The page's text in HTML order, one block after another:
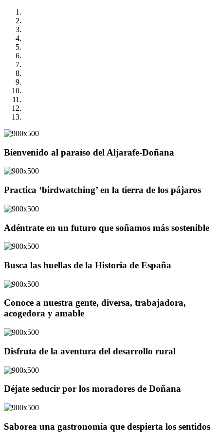
Bienvenido al paraíso del Aljarafe-Doñana
Practica ‘birdwatching’ en la tierra de los pájaros
Adéntrate en un futuro que soñamos más sostenible
Busca las huellas de la Historia de España
Conoce a nuestra gente, diversa, trabajadora,
acogedora y amable
Disfruta de la aventura del desarrollo rural
Déjate seducir por los moradores de Doñana
Saborea una gastronomía que despierta los sentidos